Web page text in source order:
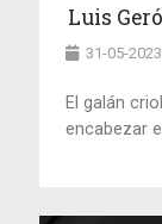
Luis
31-05-
El galán
encabezar